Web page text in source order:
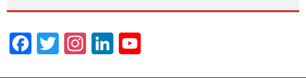
Facebook
Twitter
Instagram
LinkedIn